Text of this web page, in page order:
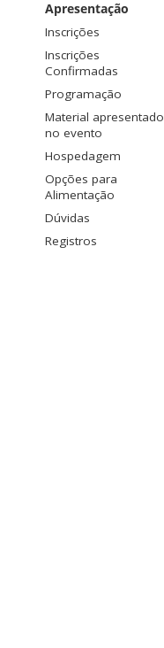
Apresentação
Inscrições
Inscrições
Confirmadas
Programação
Material apresentado
no evento
Hospedagem
Opções para
Alimentação
Dúvidas
Registros